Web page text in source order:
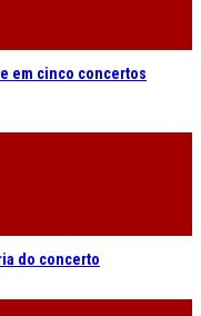
em cinco concertos
do concerto